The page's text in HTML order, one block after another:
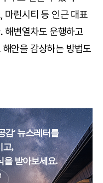
마린시티 등 인근 대표
해변열차도 운행하고
안을 감상하는 방법도
감' 뉴스레터를
고,
을 받아보세요.